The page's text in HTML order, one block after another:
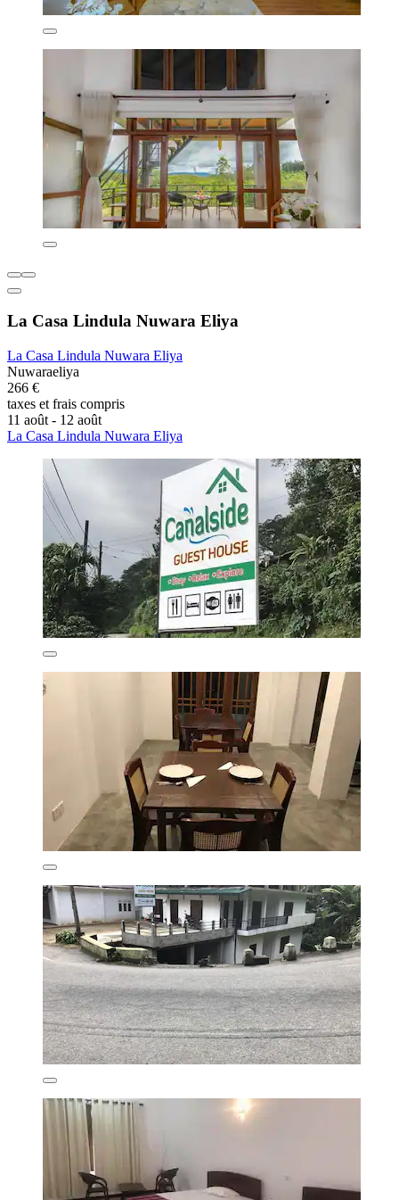
La Casa Lindula Nuwara Eliya
La Casa Lindula Nuwara Eliya
Nuwaraeliya
266 €
taxes et frais compris
11 août - 12 août
La Casa Lindula Nuwara Eliya